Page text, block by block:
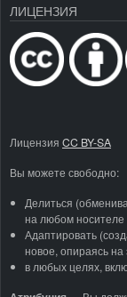
ЛИЦЕНЗИЯ
Лицензия CC BY-SA
Вы можете свободно:
Делиться
на любом
Адаптировать
новое, опираясь
в любых целях,